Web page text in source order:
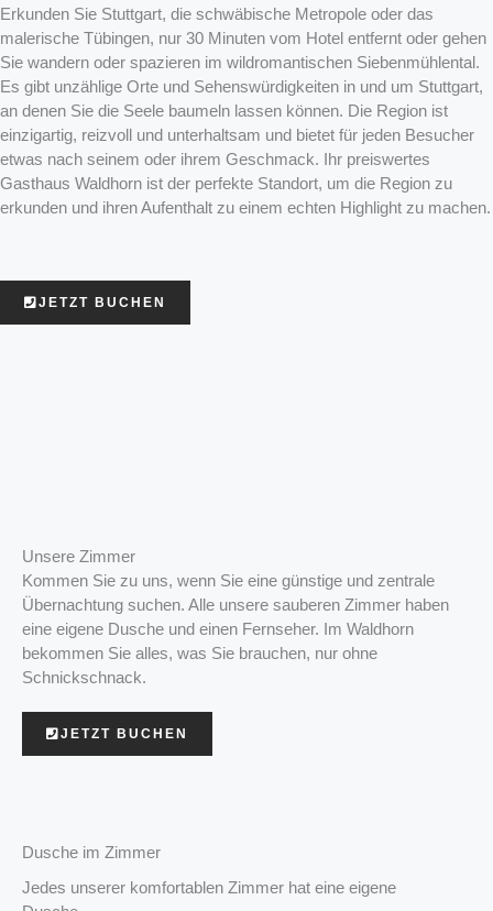
Erkunden Sie Stuttgart, die schwäbische Metropole oder das
malerische Tübingen, nur 30 Minuten vom Hotel entfernt oder gehen
Sie wandern oder spazieren im wildromantischen Siebenmühlental.
Es gibt unzählige Orte und Sehenswürdigkeiten in und um Stuttgart,
an denen Sie die Seele baumeln lassen können. Die Region ist
einzigartig, reizvoll und unterhaltsam und bietet für jeden Besucher
etwas nach seinem oder ihrem Geschmack. Ihr preiswertes
Gasthaus Waldhorn ist der perfekte Standort, um die Region zu
erkunden und ihren Aufenthalt zu einem echten Highlight zu machen.
JETZT BUCHEN
Unsere Zimmer
Kommen Sie zu uns, wenn Sie eine günstige und zentrale
Übernachtung suchen. Alle unsere sauberen Zimmer haben
eine eigene Dusche und einen Fernseher. Im Waldhorn
bekommen Sie alles, was Sie brauchen, nur ohne
Schnickschnack.
JETZT BUCHEN
Dusche im Zimmer
Jedes unserer komfortablen Zimmer hat eine eigene